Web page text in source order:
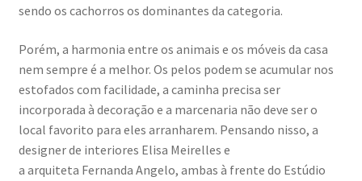
sendo os cachorros os dominantes da categoria.
Porém, a harmonia entre os animais e os móveis da casa
nem sempre é a melhor. Os pelos podem se acumular nos
estofados com facilidade, a caminha precisa ser
incorporada à decoração e a marcenaria não deve ser o
local favorito para eles arranharem. Pensando nisso, a
designer de interiores Elisa Meirelles e
a arquiteta Fernanda Angelo, ambas à frente do Estúdio